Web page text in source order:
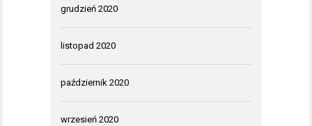
grudzień 2020
listopad 2020
październik 2020
wrzesień 2020